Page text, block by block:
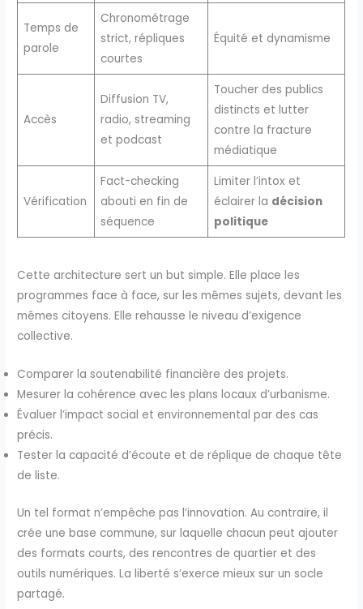
Temps de
parole
Chronométrage
strict, répliques
courtes
Équité et dynamisme
Accès
Diffusion TV,
radio, streaming
et podcast
Toucher des publics
distincts et lutter
contre la fracture
médiatique
Vérification
Fact-checking
abouti en fin de
séquence
Limiter l’intox et
éclairer la décision
politique
Cette architecture sert un but simple. Elle place les
programmes face à face, sur les mêmes sujets, devant les
mêmes citoyens. Elle rehausse le niveau d’exigence
collective.
Comparer la soutenabilité financière des projets.
Mesurer la cohérence avec les plans locaux d’urbanisme.
Évaluer l’impact social et environnemental par des cas
précis.
Tester la capacité d’écoute et de réplique de chaque tête
de liste.
Un tel format n’empêche pas l’innovation. Au contraire, il
crée une base commune, sur laquelle chacun peut ajouter
des formats courts, des rencontres de quartier et des
outils numériques. La liberté s’exerce mieux sur un socle
partagé.